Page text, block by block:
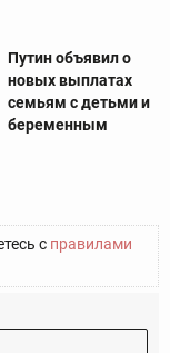
Путин объявил о
новых выплатах
семьям с детьми и
беременным
с правилами